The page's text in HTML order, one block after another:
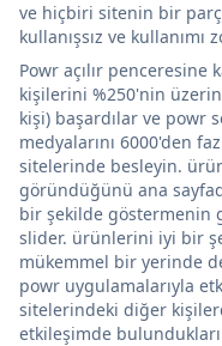
ve hiçbiri sitenin bir
kullanışsız ve kullanımı
Powr açılır
kişilerini %250'nin
kişi) başardılar ve powr
medyalarını 6000'den
sitelerinde besleyin.
göründüğünü ana
bir şekilde göstermenin
slider. ürünlerini iyi bir
mükemmel bir yerinde
powr uygulamalarıyla
sitelerindeki diğer
etkileşimde